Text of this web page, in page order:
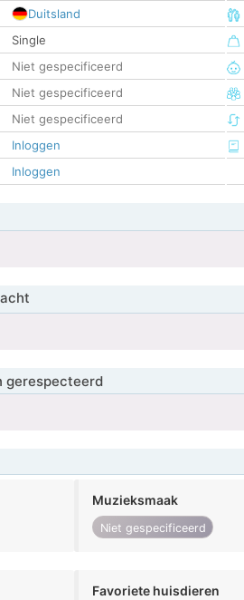
Duitsland
Single
Niet gespecificeerd
Niet gespecificeerd
Niet gespecificeerd
Inloggen
Inloggen
gerespecteerd
Muzieksmaak
Niet gespecificeerd
Favoriete huisdieren